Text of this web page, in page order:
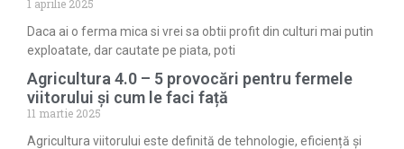
1 aprilie 2025
Daca ai o ferma mica si vrei sa obtii profit din culturi mai putin
exploatate, dar cautate pe piata, poti
Agricultura 4.0 – 5 provocări pentru fermele
viitorului și cum le faci față
11 martie 2025
Agricultura viitorului este definită de tehnologie, eficiență și